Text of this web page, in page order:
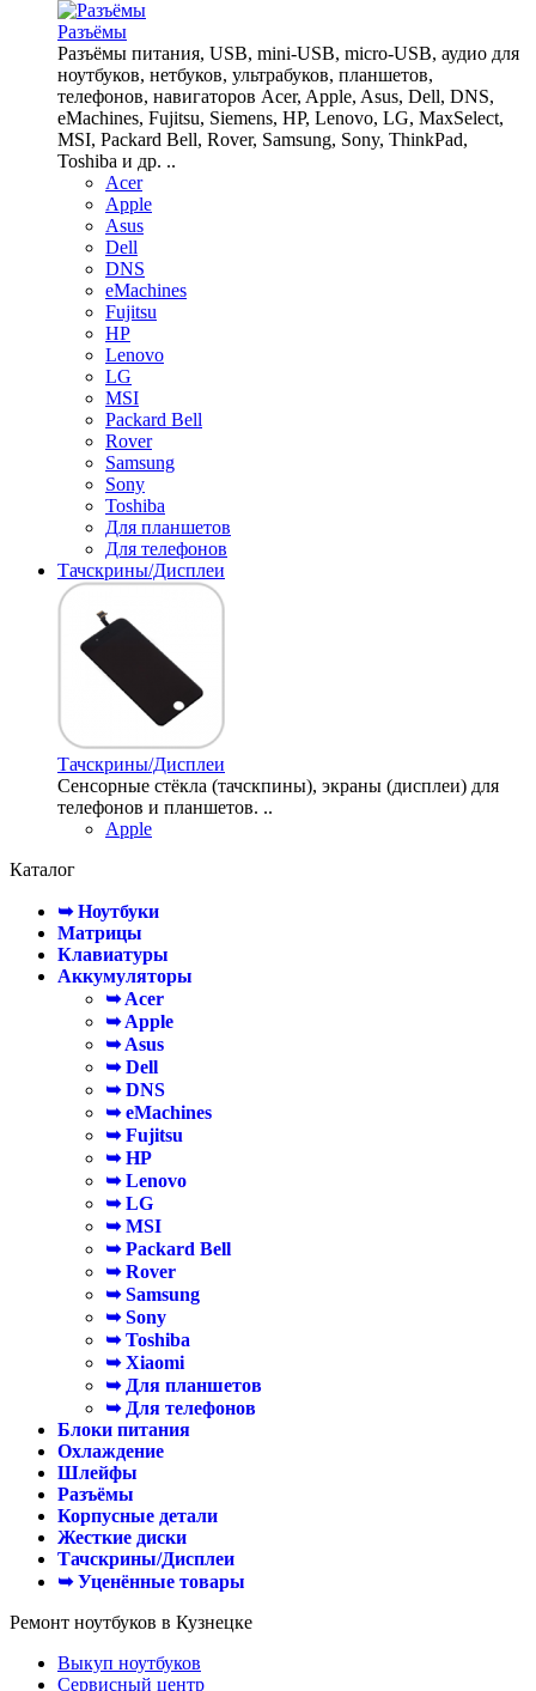
Разъёмы
Разъёмы питания, USB, mini-USB, micro-USB, аудио для
ноутбуков, нетбуков, ультрабуков, планшетов,
телефонов, навигаторов Acer, Apple, Asus, Dell, DNS,
eMachines, Fujitsu, Siemens, HP, Lenovo, LG, MaxSelect,
MSI, Packard Bell, Rover, Samsung, Sony, ThinkPad,
Toshiba и др. ..
Acer
Apple
Asus
Dell
DNS
eMachines
Fujitsu
HP
Lenovo
LG
MSI
Packard Bell
Rover
Samsung
Sony
Toshiba
Для планшетов
Для телефонов
Тачскрины/Дисплеи
Тачскрины/Дисплеи
Сенсорные стёкла (тачскпины), экраны (дисплеи) для
телефонов и планшетов. ..
Apple
Каталог
➥ Ноутбуки
Матрицы
Клавиатуры
Аккумуляторы
➥ Acer
➥ Apple
➥ Asus
➥ Dell
➥ DNS
➥ eMachines
➥ Fujitsu
➥ HP
➥ Lenovo
➥ LG
➥ MSI
➥ Packard Bell
➥ Rover
➥ Samsung
➥ Sony
➥ Toshiba
➥ Xiaomi
➥ Для планшетов
➥ Для телефонов
Блоки питания
Охлаждение
Шлейфы
Разъёмы
Корпусные детали
Жесткие диски
Тачскрины/Дисплеи
➥ Уценённые товары
Ремонт ноутбуков в Кузнецке
Выкуп ноутбуков
Сервисный центр